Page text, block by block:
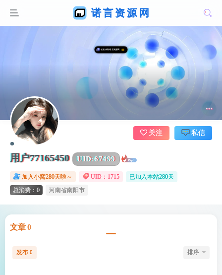
用户77165450 UID:67499
加入小窝280天啦～ UID：1715
已加入本站280天
总消费：0
河南省南阳市
关注 私信
文章0
发布 0 排序